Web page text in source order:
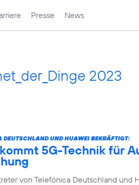
Presse News
2023
UND HUAWEI BEKRÄFTIGT:
5G-Technik für
von Telefónica Deutschland und